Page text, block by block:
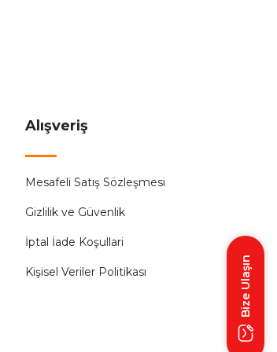
Göstergeli 4000W
Alışveriş
Mesafeli Satış Sözleşmesi
Gizlilik ve Güvenlik
İptal İade Koşullari
Kişisel Veriler Politikası Bize Ulaşın